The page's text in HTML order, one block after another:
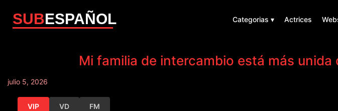
SUBESPAÑOL Categorias ▾ Actrices
Mi familia de intercambio está más
julio 5, 2026
VIP VD FM